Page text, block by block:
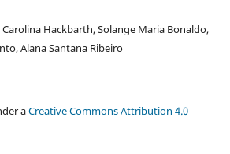
Hackbarth, Solange Maria Bonaldo,
Alana Santana Ribeiro
aCreative Commons Attribution 4.0